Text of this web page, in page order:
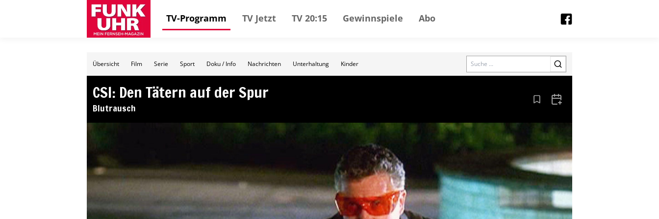
TV-Programm TV Jetzt TV 20:15 Gewinnspiele Abo
Übersicht Film Serie Sport Doku / Info Nachrichten Unterhaltung Kinder Search
CSI: Den Tätern auf der Spur
Blutrausch Aus den Lesezeichen entfernen
Zum Kalender hinzufügen